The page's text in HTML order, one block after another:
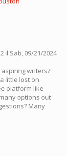
il Sab, 09/21/2024
writers?
little lost on
platform like
options out
Many